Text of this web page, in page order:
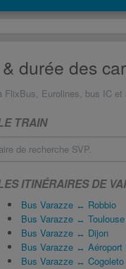
durée des
FlixBus, Eurolines, bus IC et
TRAIN
de recherche SVP.
ITINÉRAIRES DE
Bus Varazze ↔ Robbio
Bus Varazze ↔ Toulouse
Bus Varazze ↔ Dijon
Bus Varazze ↔ Aéroport
Bus Varazze ↔ Cogoleto